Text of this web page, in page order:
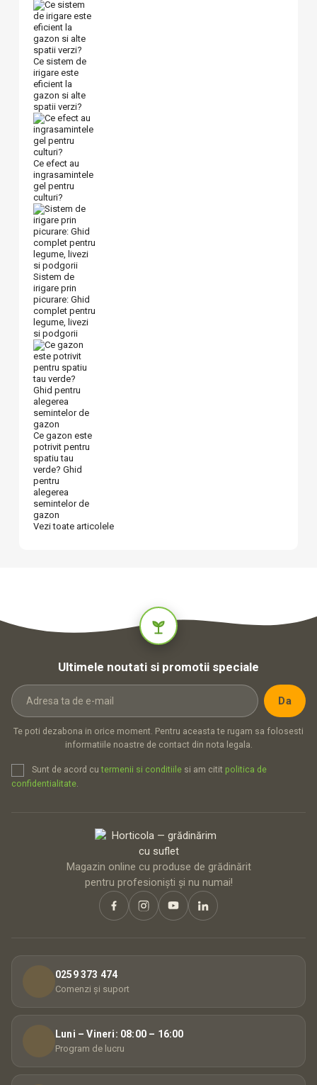
Ce sistem de
irigare este
eficient la
gazon si alte
spatii verzi?
Ce efect au
ingrasamintele
gel pentru
culturi?
Sistem de
irigare prin
picurare: Ghid
complet pentru
legume, livezi
si podgorii
Ce gazon este
potrivit pentru
spatiu tau
verde? Ghid
pentru
alegerea
semintelor de
gazon
Vezi toate articolele
Ultimele noutati si promotii speciale
Te poti dezabona in orice moment. Pentru aceasta te rugam sa folosesti
informatiile noastre de contact din nota legala.
Sunt de acord cutermenii si conditiile si am citit politica de
confidentialitate.
Magazin online cu produse de grădinărit
pentru profesioniști și nu numai!
0259 373 474
Comenzi și suport
Luni – Vineri: 08:00 – 16:00
Program de lucru